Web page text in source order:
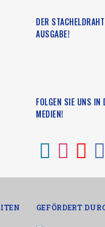
DER
AUSGABE!
FOLGEN SIE UNS IN
MEDIEN!
GEFÖRDERT